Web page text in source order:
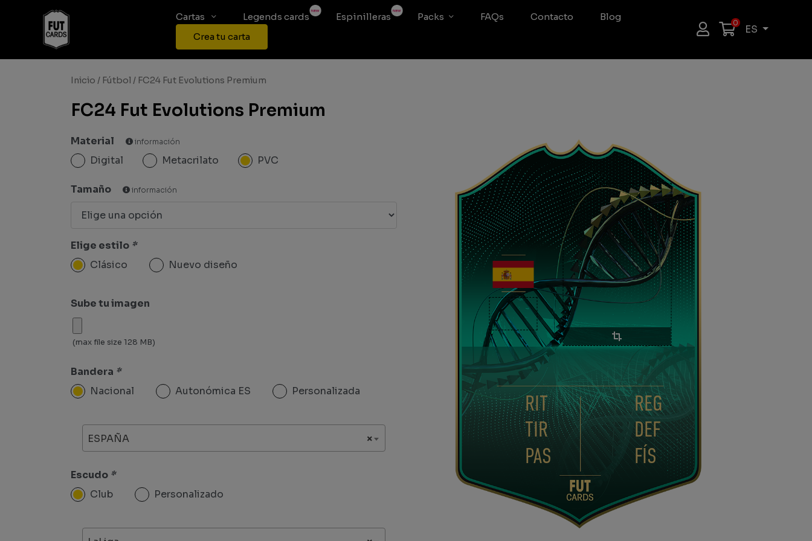
Cartas Legends cards Espinilleras Packs FAQs Contacto
Blog
Crea tu carta
0
ES
Inicio / Fútbol / FC24 Fut Evolutions Premium
FC24 Fut Evolutions Premium
Material información
Digital Metacrilato PVC
Tamaño información
Elige estilo *
Clásico
Nuevo diseño
Sube tu imagen
(max file size 128 MB)
Bandera *
Nacional
Autonómica ES Personalizada
×
ESPAÑA
Escudo *
Club
Personalizado
RIT
TIR
PAS
REG
DEF
FÍS